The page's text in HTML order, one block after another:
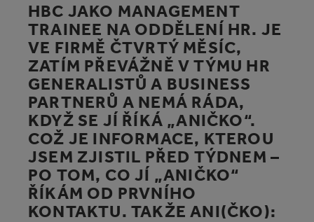
HBC JAKO MANAGEMENT
TRAINEE NA ODDĚLENÍ HR. JE
VE FIRMĚ ČTVRTÝ MĚSÍC,
ZATÍM PŘEVÁŽNĚ V TÝMU HR
GENERALISTŮ A BUSINESS
PARTNERŮ A NEMÁ RÁDA,
KDYŽ SE JÍ ŘÍKÁ „ANIČKO“.
COŽ JE INFORMACE, KTEROU
JSEM ZJISTIL PŘED TÝDNEM –
PO TOM, CO JÍ „ANIČKO“
ŘÍKÁM OD PRVNÍHO
KONTAKTU. TAKŽE ANI(ČKO):